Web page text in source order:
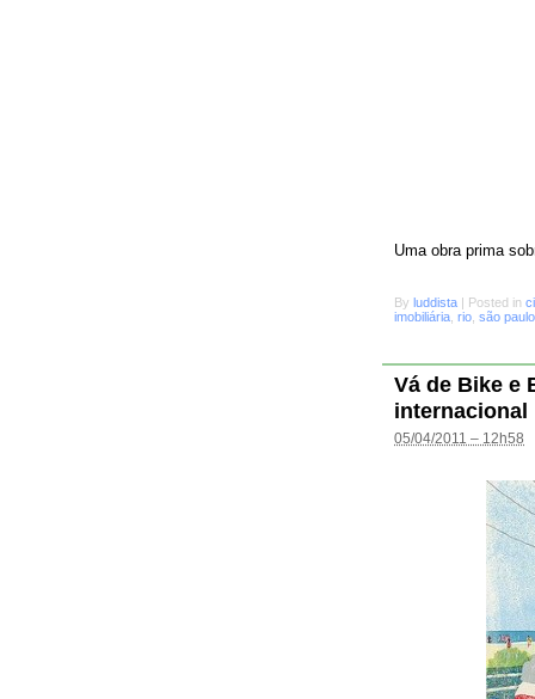
Uma obra prima
By luddista | Posted in
imobiliária rio são paulo
Vá de Bike e
internacional
05/04/2011 – 12h58